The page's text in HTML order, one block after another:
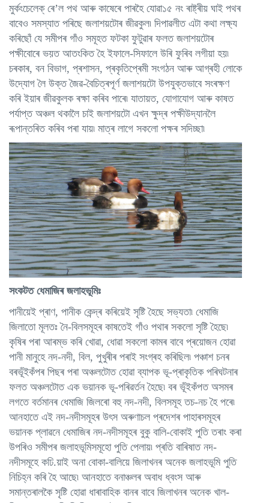
মুৰ্কংচেলেক্‌ ৰে’ল পথ আৰু কাষেৰে পাৰহৈ যোৱা১৫ নং ৰাষ্ট্ৰীয় ঘাই পথৰ
বাবেও সমস্যাত পৰিছে জলাশয়টোৰ জীৱকুল৷ দিপাৱলীত এটা কথা লক্ষ্য
কৰিছোঁ যে সমীপৰ গাঁও সমূহত ফটকা ফুটুৱাৰ ফলত জলাশয়টোৰ
পক্ষীবোৰে ভয়ত আতংকিত হৈ ইফালে-সিফালে উৰি ফুৰিব লগীয়া হয়৷
চৰকাৰ, বন বিভাগ, প্ৰশাসন, প্ৰকৃতিপ্ৰেমী সংগঠন আৰু আগ্ৰহী লোকে
উদ্যোগ লৈ উক্ত জৈৱ-বৈচিত্ৰপূৰ্ণ জলাশয়টো উপযুক্তভাবে সংৰক্ষণ
কৰি ইয়াৰ জীৱকুলক ৰক্ষা কৰিব পাৰে৷ যাতায়ত, যোগাযোগ আৰু কাষত
পৰ্যাপ্ত অঞ্চল থকালৈ চাই জলাশয়টো এখন ক্ষুদ্ৰ পক্ষীউদ্যানলৈ
ৰূপান্তৰিত কৰিব পৰা যায়৷ মাত্ৰ লাগে সকলো পক্ষৰ সদিচ্ছা৷
সংকটত ধেমাজিৰ জলাহভূমিঃ
পানীয়েই প্ৰাণ, পানীক কেন্দ্ৰ কৰিয়েই সৃষ্টি হৈছে সভ্যতা৷ ধেমাজি
জিলাতো মূলতঃ নৈ-বিলসমূহৰ কাষতেই গাঁও পথাৰ সকলো সৃষ্টি হৈছে৷
কৃষিৰ পৰা আৰম্ভ কৰি খোৱা, ধোৱা সকলো কামৰ বাবে প্ৰয়োজন হোৱা
পানী মানুহে নদ-নদী, বিল, পুখুৰীৰ পৰাই সংগ্ৰহ কৰিছিল৷ পঞ্চাশ চনৰ
বৰভূঁইকঁপৰ পিছৰ পৰা অঞ্চলটোত হোৱা ব্যাপক ভূ-প্ৰাকৃতিক পৰিঘটনাৰ
ফলত অঞ্চলটোত এক ভয়ানক ভূ-পৰিৱৰ্তন হৈছে৷ বৰ ভূঁইকঁপত অসমৰ
লগতে বৰ্তমানৰ ধেমাজি জিলৰো বহু নদ-নদী, বিলসমূহ তচ-নচ হৈ পৰে৷
আনহাতে এই নদ-নদীসমূহৰ উৎস অৰুণাচল প্ৰদেশৰ পাহাৰসমূহৰ
ভয়ানক প্লাৱনে ধেমাজিৰ নদ-নদীসমূহৰ বুকু বালি-বোকাই পুতি তৰাং কৰা
উপৰিও সমীপৰ জলাহভূমিসমূহো পুতি পেলায়৷ প্ৰতি বাৰিষাত নদ-
নদীসমূহে কঢি.য়াই অনা বোকা-বালিয়ে জিলাখনৰ অনেক জলাহভূমি পুতি
নিচিহ্ন কৰি হৈ আছে৷ আনহাতে বনাঞ্চলৰ অবাধ ধ্বংস আৰু
সমান্তৰালকৈ সৃষ্টি হোৱা ধাৰাবাহিক বানৰ বাবে জিলাখনৰ অনেক খাল-